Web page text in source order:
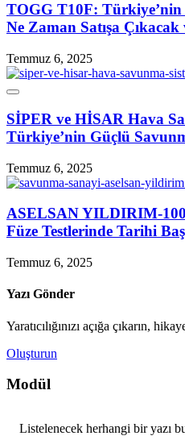
TOGG T10F:
Ne Zaman Satışa
Temmuz 6, 2025
SİPER ve HİSAR Hava
Türkiye’nin Güçlü
Temmuz 6, 2025
ASELSAN
Füze Testlerinde Tarihi
Temmuz 6, 2025
Yazı Gönder
Yaratıcılığınızı açığa çıkarın,
Oluşturun
Modül
Listelenecek herhangi bir yazı